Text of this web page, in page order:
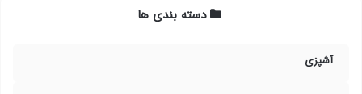
دسته بندی ها
آشپزی